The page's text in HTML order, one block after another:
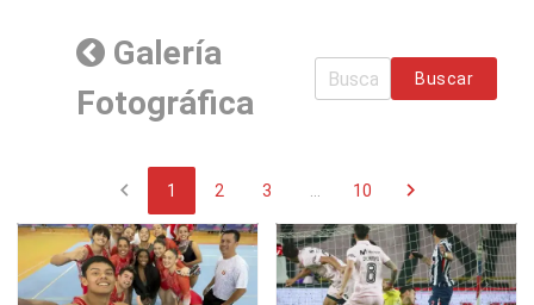
Galería
Fotográfica
Buscar
chevron_left 1 2 3 ... 10 chevron_right